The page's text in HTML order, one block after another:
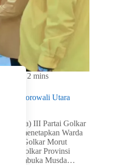
2 mins
Morowali Utara
(Musda) III Partai Golkar
menetapkan Warda
Partai Golkar Morut
Golkar Provinsi
membuka Musda…